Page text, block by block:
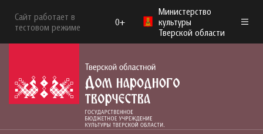
Сайт работает в
тестовом режиме
0+
Министерство
культуры
Тверской области